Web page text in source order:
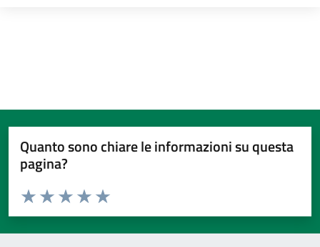
Quanto sono chiare le informazioni su questa
pagina?
Valuta da 1 a 5 stelle la pagina
Valuta 5 stelle su 5
Valuta 4 stelle su 5
Valuta 3 stelle su 5
Valuta 2 stelle su 5
Valuta 1 stelle su 5